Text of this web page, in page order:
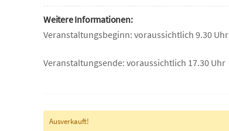
Weitere Informationen:
Veranstaltungsbeginn: voraussichtlich 9.30 Uhr
Veranstaltungsende: voraussichtlich 17.30 Uhr
Ausverkauft!